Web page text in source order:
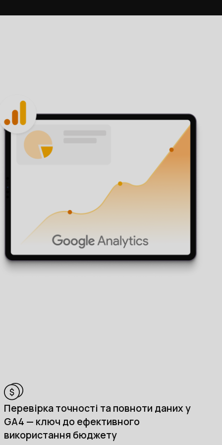
Перевірка точності та повноти даних у
GA4 — ключ до ефективного
використання бюджету